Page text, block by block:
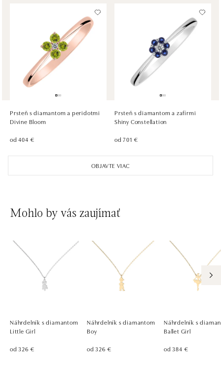
ALOve OC Olympia, Brno
U Dálnice 777, 664 42 Brno
tel.: +420604389337
dnes otvorené do 21:00
ALOve Westfield Černý most, Praha 9
Chlumecká 765/6, 198 19 Praha 9
dnes otvorené do 21:00
Roztylská 2321/19, 148 00 Praha 4 - Chodov
dnes otvorené do 21:00
OBJAVTE VIAC
Prsteň s diamantom a peridotmi
Divine Bloom
od 404 €
Prsteň s diamantom a zafírmi
Shiny Constellation
od 701 €
Mohlo by vás zaujímať
Náhrdelník s diamantom
Little Girl
od 326 €
Náhrdelník s diamantom
Boy
od 326 €
Náhrdelník s
Ballet Girl
od 384 €